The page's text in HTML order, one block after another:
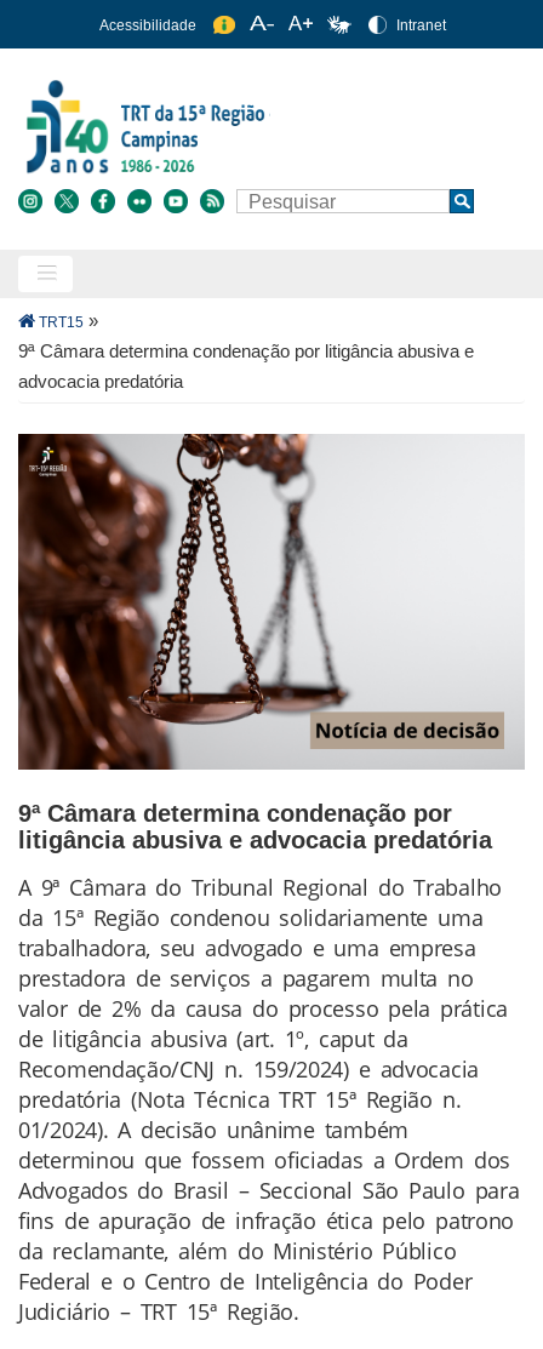
para
conteúdo
principal
Acessibilidade Intranet
Buscar Search
Trilha
de
navegação
TRT15 »
9ª Câmara determina condenação por litigância abusiva e
advocacia predatória
9ª Câmara determina condenação por
litigância abusiva e advocacia predatória
Conteúdo
da
Notícia
A 9ª Câmara do Tribunal Regional do Trabalho
da 15ª Região condenou solidariamente uma
trabalhadora, seu advogado e uma empresa
prestadora de serviços a pagarem multa no
valor de 2% da causa do processo pela prática
de litigância abusiva (art. 1º, caput da
Recomendação/CNJ n. 159/2024) e advocacia
predatória (Nota Técnica TRT 15ª Região n.
01/2024). A decisão unânime também
determinou que fossem oficiadas a Ordem dos
Advogados do Brasil – Seccional São Paulo para
fins de apuração de infração ética pelo patrono
da reclamante, além do Ministério Público
Federal e o Centro de Inteligência do Poder
Judiciário – TRT 15ª Região.